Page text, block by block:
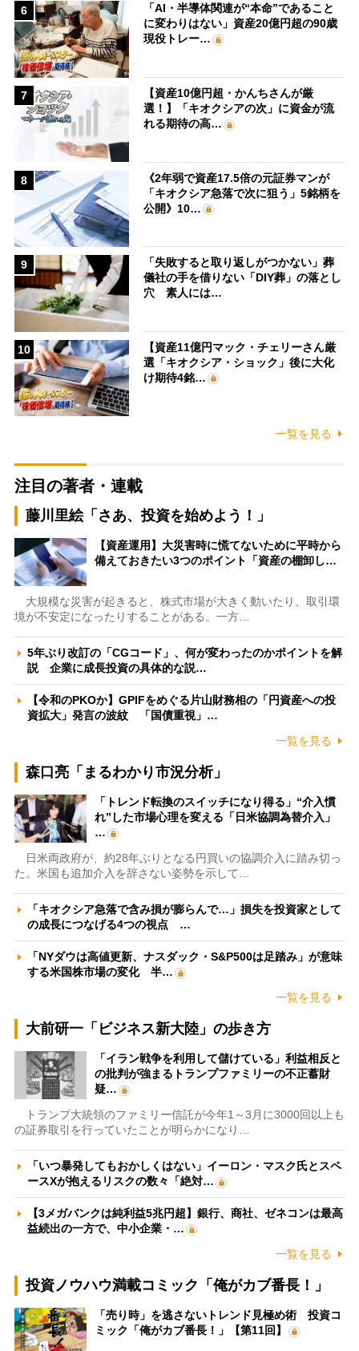
6
「AI・半導体関連が“本命”であること
に変わりはない」資産20億円超の90歳
現役トレー…
7
【資産10億円超・かんちさんが厳
選！】「キオクシアの次」に資金が流
れる期待の高…
8
《2年弱で資産17.5倍の元証券マンが
「キオクシア急落で次に狙う」5銘柄を
公開》10…
9
「失敗すると取り返しがつかない」葬
儀社の手を借りない「DIY葬」の落とし
穴 素人には…
10
【資産11億円マック・チェリーさん厳
選「キオクシア・ショック」後に大化
け期待4銘…
一覧を見る
注目の著者・連載
藤川里絵「さあ、投資を始めよう！」
【資産運用】大災害時に慌てないために平時から
備えておきたい3つのポイント「資産の棚卸し…
大規模な災害が起きると、株式市場が大きく動いたり、取引環
境が不安定になったりすることがある。一方…
5年ぶり改訂の「CGコード」、何が変わったのかポイントを解
説 企業に成長投資の具体的な説…
【令和のPKOか】GPIFをめぐる片山財務相の「円資産への投
資拡大」発言の波紋 「国債重視」…
一覧を見る
森口亮「まるわかり市況分析」
「トレンド転換のスイッチになり得る」“介入慣
れ”した市場心理を変える「日米協調為替介入」
…
日米両政府が、約28年ぶりとなる円買いの協調介入に踏み切っ
た。米国も追加介入を辞さない姿勢を示して…
「キオクシア急落で含み損が膨らんで…」損失を投資家として
の成長につなげる4つの視点 …
「NYダウは高値更新、ナスダック・S&P500は足踏み」が意味
する米国株市場の変化 半…
一覧を見る
大前研一「ビジネス新大陸」の歩き方
「イラン戦争を利用して儲けている」利益相反と
の批判が強まるトランプファミリーの不正蓄財
疑…
トランプ大統領のファミリー信託が今年1～3月に3000回以上も
の証券取引を行っていたことが明らかになり…
「いつ暴発してもおかしくはない」イーロン・マスク氏とスペ
ースXが抱えるリスクの数々「絶対…
【3メガバンクは純利益5兆円超】銀行、商社、ゼネコンは最高
益続出の一方で、中小企業・…
一覧を見る
投資ノウハウ満載コミック「俺がカブ番長！」
「売り時」を逃さないトレンド見極め術 投資コ
ミック「俺がカブ番長！」【第11回】